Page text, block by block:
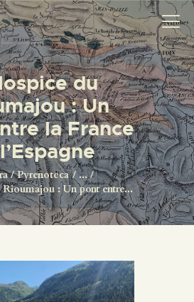
du
: Un
la France
Pyrenoteca
...
: Un pont entre...
4.0